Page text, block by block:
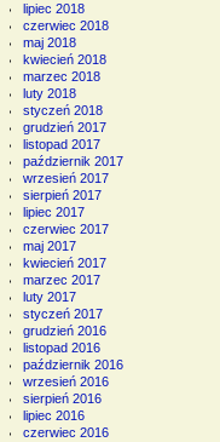
lipiec 2018
czerwiec 2018
maj 2018
kwiecień 2018
marzec 2018
luty 2018
styczeń 2018
grudzień 2017
listopad 2017
październik 2017
wrzesień 2017
sierpień 2017
lipiec 2017
czerwiec 2017
maj 2017
kwiecień 2017
marzec 2017
luty 2017
styczeń 2017
grudzień 2016
listopad 2016
październik 2016
wrzesień 2016
sierpień 2016
lipiec 2016
czerwiec 2016